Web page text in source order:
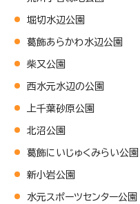
堀切水辺公園
葛飾あらかわ水辺公園
柴又公園
西水元水辺の公園
上千葉砂原公園
北沼公園
葛飾にいじゅくみらい公園
新小岩公園
水元スポーツセンター公園